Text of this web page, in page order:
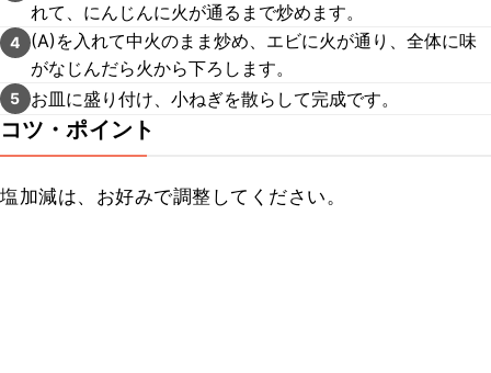
れて、にんじんに火が通るまで炒めます。
4
(A)を入れて中火のまま炒め、エビに火が通り、全体に味
がなじんだら火から下ろします。
5 お皿に盛り付け、小ねぎを散らして完成です。
コツ・ポイント
塩加減は、お好みで調整してください。